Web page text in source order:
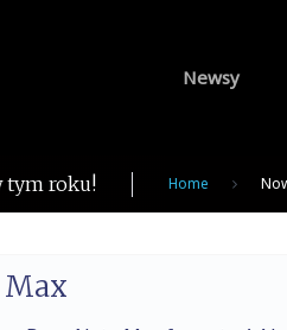
Newsy
tym roku! Home